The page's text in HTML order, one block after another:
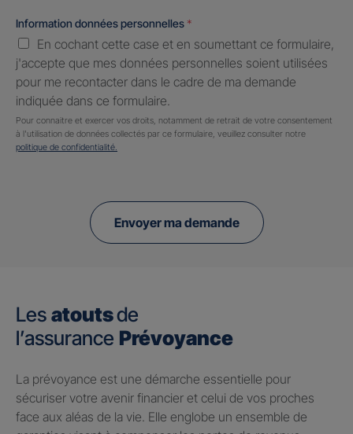
Information données personnelles *
En cochant cette case et en soumettant ce formulaire,
j'accepte que mes données personnelles soient utilisées
pour me recontacter dans le cadre de ma demande
indiquée dans ce formulaire.
Pour connaitre et exercer vos droits, notamment de retrait de votre consentement
à l'utilisation de données collectés par ce formulaire, veuillez consulter notre
politique de confidentialité.
Envoyer ma demande
Les atoutsde
l’assurance Prévoyance
​La prévoyance est une démarche essentielle pour
sécuriser votre avenir financier et celui de vos proches
face aux aléas de la vie. Elle englobe un ensemble de